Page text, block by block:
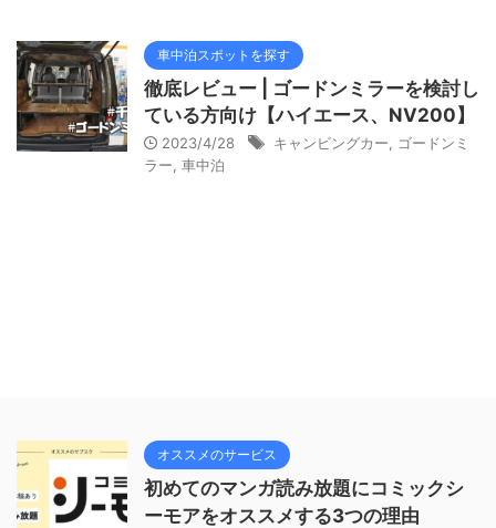
車中泊スポットを探す
徹底レビュー | ゴードンミラーを検討し
ている方向け【ハイエース、NV200】
2023/4/28 キャンビングカー
ゴードンミ
ラー 車中泊
オススメのサービス
初めてのマンガ読み放題にコミックシ
ーモアをオススメする3つの理由